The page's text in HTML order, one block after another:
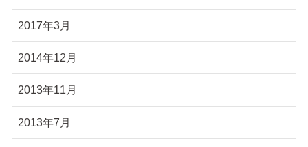
2017年3月
2014年12月
2013年11月
2013年7月